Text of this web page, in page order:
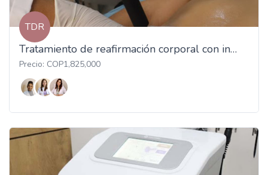
TDR
Tratamiento de reafirmación corporal con indiba
Precio: COP1,825,000